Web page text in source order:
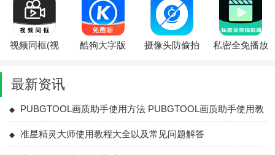
版本
平台)
助)
视频同框(视
酷狗大字版
摄像头防偷拍
私密全免播放
最新资讯
PUBGTOOL画质助手使用方法 PUBGTOOL画质助手使用教
程大全
准星精灵大师使用教程大全以及常见问题解答